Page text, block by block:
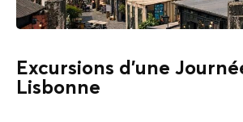
Excursions d'une
Lisbonne